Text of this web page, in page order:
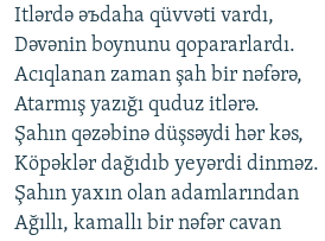
Itlərdə əъdaha qüvvəti vardı,
Dəvənin boynunu qopararlardı.
Acıqlanan zaman şah bir nəfərə,
Atarmış yazığı quduz itlərə.
Şahın qəzəbinə düşsəydi hər kəs,
Köpəklər dağıdıb yeyərdi dinməz.
Şahın yaxın olan adamlarından
Ağıllı, kamallı bir nəfər cavan